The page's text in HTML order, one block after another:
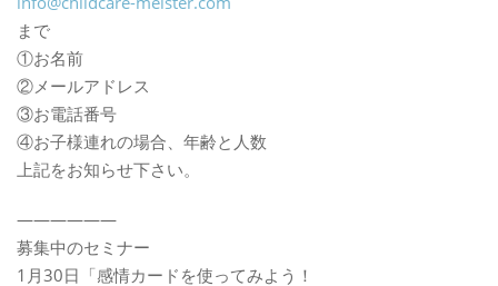
まで
①お名前
②メールアドレス
③お電話番号
④お子様連れの場合、年齢と人数
上記をお知らせ下さい。
——————
募集中のセミナー
1月30日「感情カードを使ってみよう！